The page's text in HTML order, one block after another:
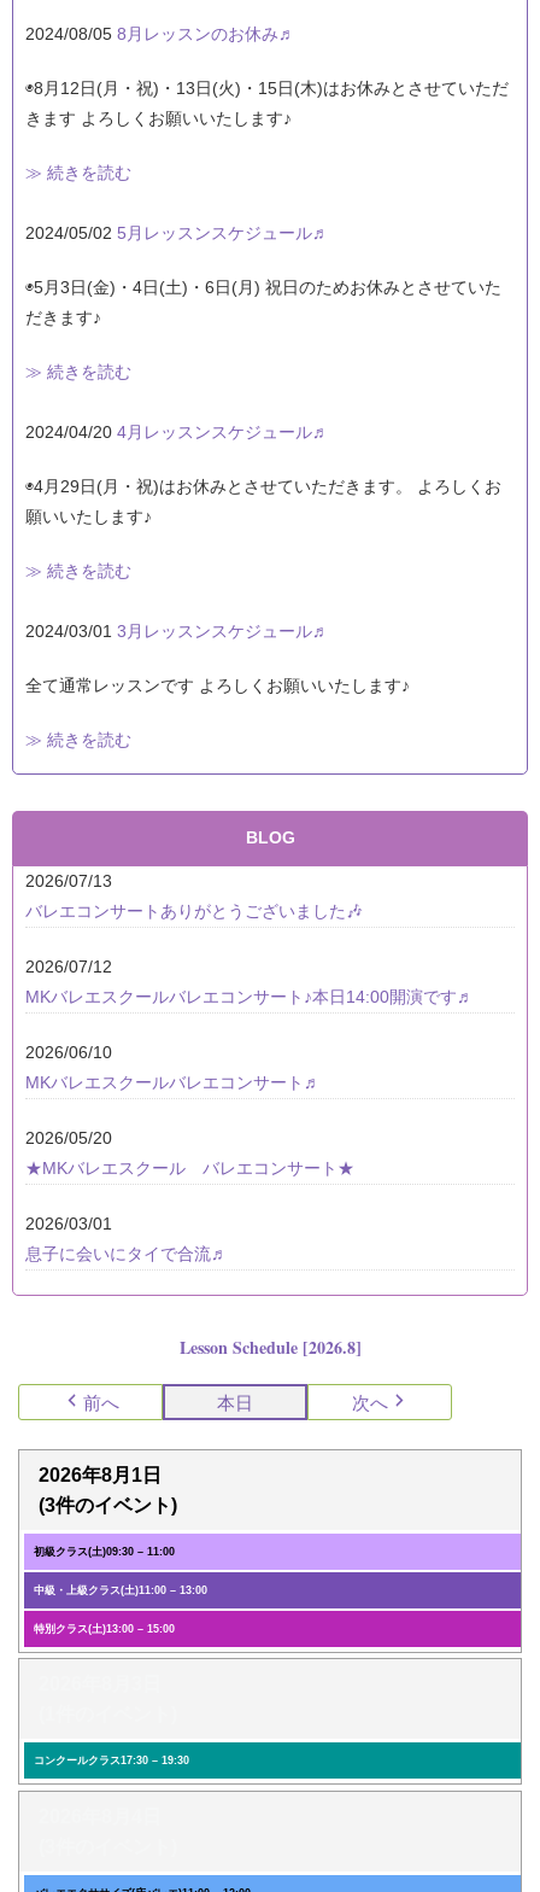
2024/08/05 8月レッスンのお休み♬
◉8月12日(月・祝)・13日(火)・15日(木)はお休みとさせていただ
きます よろしくお願いいたします♪
≫ 続きを読む
2024/05/02 5月レッスンスケジュール♬
◉5月3日(金)・4日(土)・6日(月) 祝日のためお休みとさせていた
だきます♪
≫ 続きを読む
2024/04/20 4月レッスンスケジュール♬
◉4月29日(月・祝)はお休みとさせていただきます。 よろしくお
願いいたします♪
≫ 続きを読む
2024/03/01 3月レッスンスケジュール♬
全て通常レッスンです よろしくお願いいたします♪
≫ 続きを読む
BLOG
2026/07/13
バレエコンサートありがとうございました🎶
2026/07/12
MKバレエスクールバレエコンサート♪本日14:00開演です♬
2026/06/10
MKバレエスクールバレエコンサート♬
2026/05/20
★MKバレエスクール バレエコンサート★
2026/03/01
息子に会いにタイで合流♬
Lesson Schedule [2026.8]
前へ 本日 次へ
2026年8月1日
(3件のイベント)
初級クラス(土)09:30 – 11:00
中級・上級クラス(土)11:00 – 13:00
特別クラス(土)13:00 – 15:00
コンクールクラス17:30 – 19:30